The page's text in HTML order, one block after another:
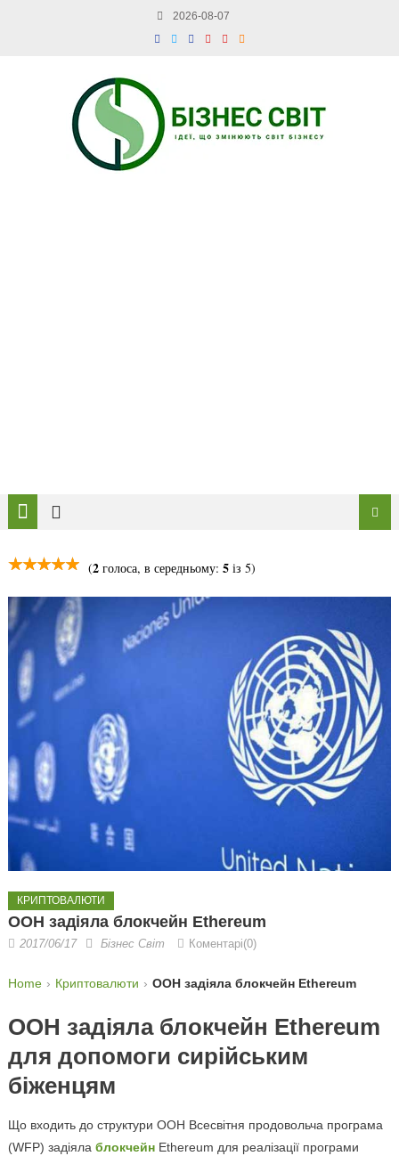
2026-08-07
(2голоса, в середньому: 5із 5)
КРИПТОВАЛЮТИ
ООН задіяла блокчейн Ethereum
2017/06/17 Бізнес Світ Коментарі(0)
Home Криптовалюти ООН задіяла блокчейн Ethereum
ООН задіяла блокчейн Ethereum
для допомоги сирійським
біженцям
Що входить до структури ООН Всесвітня продовольча програма
(WFP) задіяла блокчейнEthereum для реалізації програми